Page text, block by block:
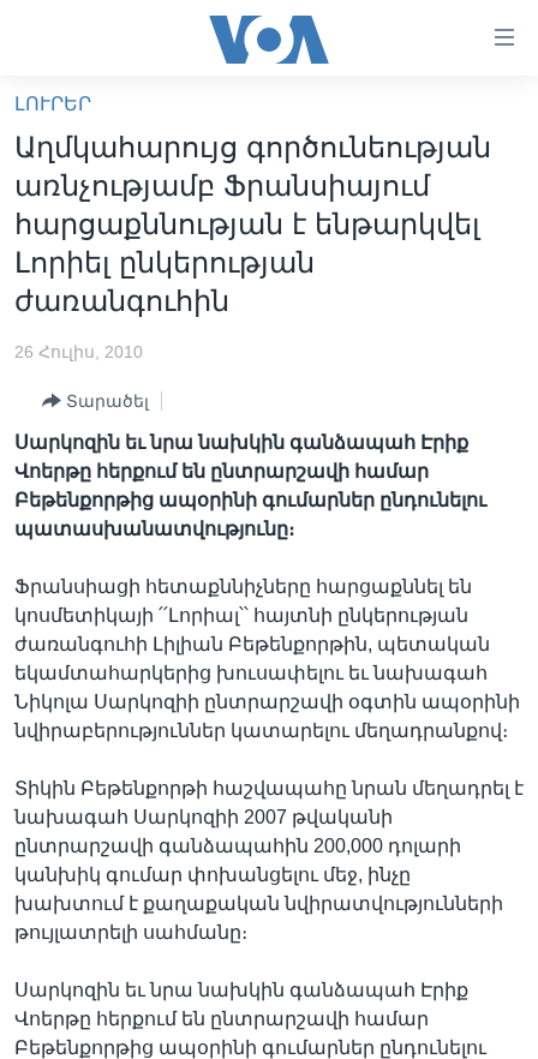
հիմնական
բովանդակությանը
անցնել
հիմնական
բովանդակությանը
հիմնական
բովանդակություն
ԼՈՒՐԵՐ
ՍՓՅՈՒՌՔ
ՏԵՍԱՆՅՈՒԹԵՐ
ՖԻԼՄԵՐ
ՖԻԼՄԵՐ
ՄԵՐ ՄԱՍԻՆ
ԿԱՊ ՄԵԶ ՀԵՏ
Learning English
ՀԵՏԵՒԵՔ ՄԵԶ
Լեզուներ
ԼՈՒՐԵՐ
Աղմկահարույց գործունեության
առնչությամբ Ֆրանսիայում
հարցաքննության է ենթարկվել
Լորիել ընկերության
ժառանգուհին
26 Հուլիս, 2010
Տարածել
Սարկոզին եւ նրա նախկին գանձապահ Էրիք
Վոերթը հերքում են ընտրարշավի համար
Բեթենքորթից ապօրինի գումարներ ընդունելու
պատասխանատվությունը։
Ֆրանսիացի հետաքննիչները հարցաքննել են
կոսմետիկայի ՛՛Լորիալ՝՝ հայտնի ընկերության
ժառանգուհի Լիլիան Բեթենքորթին, պետական
եկամտահարկերից խուսափելու եւ նախագահ
Նիկոլա Սարկոզիի ընտրարշավի օգտին ապօրինի
նվիրաբերություններ կատարելու մեղադրանքով։
Տիկին Բեթենքորթի հաշվապահը նրան մեղադրել է
նախագահ Սարկոզիի 2007 թվականի
ընտրարշավի գանձապահին 200,000 դոլարի
կանխիկ գումար փոխանցելու մեջ, ինչը
խախտում է քաղաքական նվիրատվությունների
թույլատրելի սահմանը։
Սարկոզին եւ նրա նախկին գանձապահ Էրիք
Վոերթը հերքում են ընտրարշավի համար
Բեթենքորթից ապօրինի գումարներ ընդունելու